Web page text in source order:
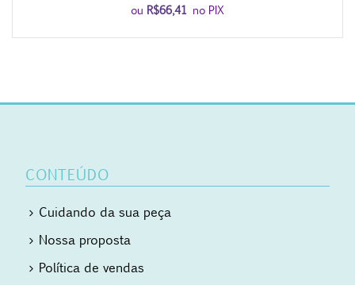
ou R$66,41 no PIX
CONTEÚDO
Cuidando da sua peça
Nossa proposta
Política de vendas